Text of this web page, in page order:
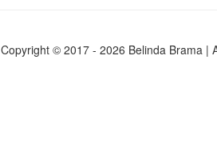
Copyright © 2017 - 2026 Belinda Brama |